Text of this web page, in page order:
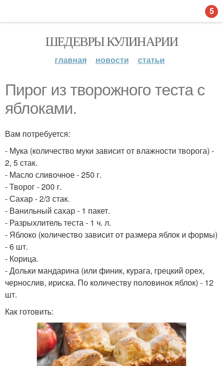
ШЕДЕВРЫ КУЛИНАРИИ
главная новости статьи
Пирог из творожного теста с
яблоками.
Вам потребуется:
- Мука (количество муки зависит от влажности творога) -
2, 5 стак.
- Масло сливочное - 250 г.
- Творог - 200 г.
- Сахар - 2/3 стак.
- Ванильный сахар - 1 пакет.
- Разрыхлитель теста - 1 ч. л.
- Яблоко (количество зависит от размера яблок и формы)
- 6 шт.
- Корица.
- Дольки мандарина (или финик, курага, грецкий орех,
чернослив, ириска. По количеству половинок яблок) - 12
шт.
Как готовить:
5